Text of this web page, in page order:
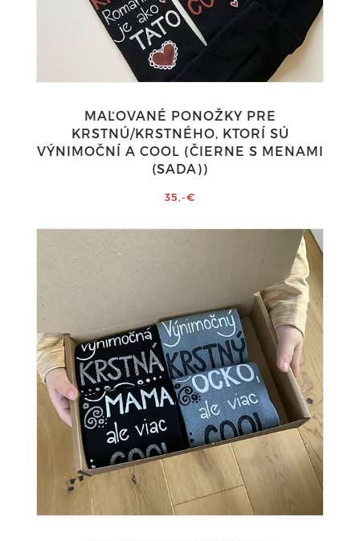
MAĽOVANÉ PONOŽKY PRE
KRSTNÚ/KRSTNÉHO, KTORÍ SÚ
VÝNIMOČNÍ A COOL (ČIERNE S MENAMI
(SADA))
35,-€